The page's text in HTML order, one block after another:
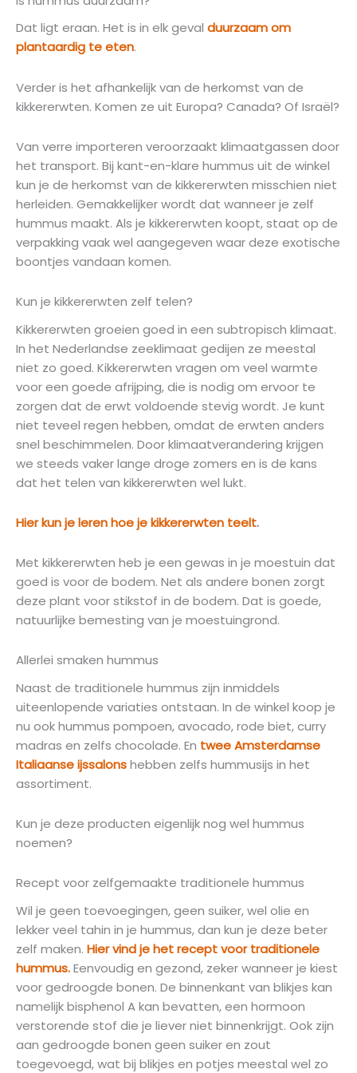
Dat ligt eraan. Het is in elk geval duurzaam om
plantaardig te eten.
Verder is het afhankelijk van de herkomst van de
kikkererwten. Komen ze uit Europa? Canada? Of Israël?
Van verre importeren veroorzaakt klimaatgassen door
het transport. Bij kant-en-klare hummus uit de winkel
kun je de herkomst van de kikkererwten misschien niet
herleiden. Gemakkelijker wordt dat wanneer je zelf
hummus maakt. Als je kikkererwten koopt, staat op de
verpakking vaak wel aangegeven waar deze exotische
boontjes vandaan komen.
Kun je kikkererwten zelf telen?
Kikkererwten groeien goed in een subtropisch klimaat.
In het Nederlandse zeeklimaat gedijen ze meestal
niet zo goed. Kikkererwten vragen om veel warmte
voor een goede afrijping, die is nodig om ervoor te
zorgen dat de erwt voldoende stevig wordt. Je kunt
niet teveel regen hebben, omdat de erwten anders
snel beschimmelen. Door klimaatverandering krijgen
we steeds vaker lange droge zomers en is de kans
dat het telen van kikkererwten wel lukt.
Hier kun je leren hoe je kikkererwten teelt.
Met kikkererwten heb je een gewas in je moestuin dat
goed is voor de bodem. Net als andere bonen zorgt
deze plant voor stikstof in de bodem. Dat is goede,
natuurlijke bemesting van je moestuingrond.
Allerlei smaken hummus
Naast de traditionele hummus zijn inmiddels
uiteenlopende variaties ontstaan. In de winkel koop je
nu ook hummus pompoen, avocado, rode biet, curry
madras en zelfs chocolade. En twee Amsterdamse
Italiaanse ijssalonshebben zelfs hummusijs in het
assortiment.
Kun je deze producten eigenlijk nog wel hummus
noemen?
Recept voor zelfgemaakte traditionele hummus
Wil je geen toevoegingen, geen suiker, wel olie en
lekker veel tahin in je hummus, dan kun je deze beter
zelf maken. Hier vind je het recept voor traditionele
hummus.Eenvoudig en gezond, zeker wanneer je kiest
voor gedroogde bonen. De binnenkant van blikjes kan
namelijk bisphenol A kan bevatten, een hormoon
verstorende stof die je liever niet binnenkrijgt. Ook zijn
aan gedroogde bonen geen suiker en zout
toegevoegd, wat bij blikjes en potjes meestal wel zo